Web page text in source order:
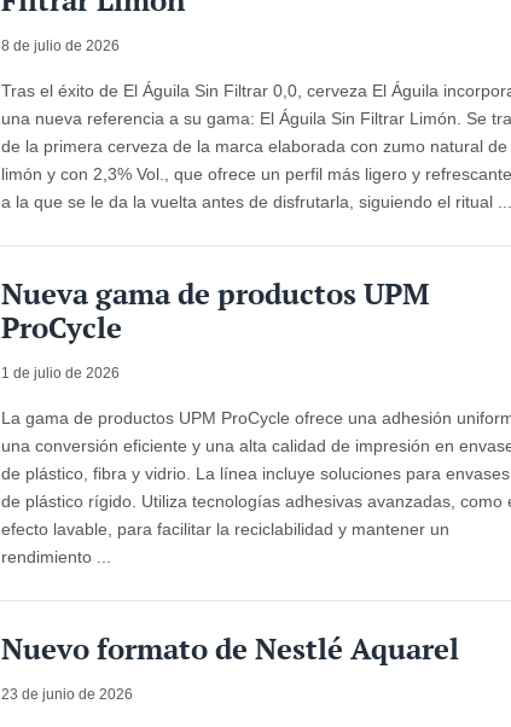
8 de julio de 2026
Tras el éxito de El Águila Sin Filtrar 0,0, cerveza El Águila
una nueva referencia a su gama: El Águila Sin Filtrar Limón. Se
de la primera cerveza de la marca elaborada con zumo natural de
limón y con 2,3% Vol., que ofrece un perfil más ligero y
a la que se le da la vuelta antes de disfrutarla, siguiendo el ritual
Nueva gama de productos UPM
ProCycle
1 de julio de 2026
La gama de productos UPM ProCycle ofrece una adhesión
una conversión eficiente y una alta calidad de impresión en
de plástico, fibra y vidrio. La línea incluye soluciones para envases
de plástico rígido. Utiliza tecnologías adhesivas avanzadas, como
efecto lavable, para facilitar la reciclabilidad y mantener un
rendimiento ...
Nuevo formato de Nestlé Aquarel
23 de junio de 2026